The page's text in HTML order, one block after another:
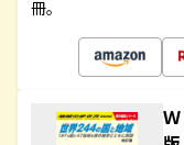
冊。